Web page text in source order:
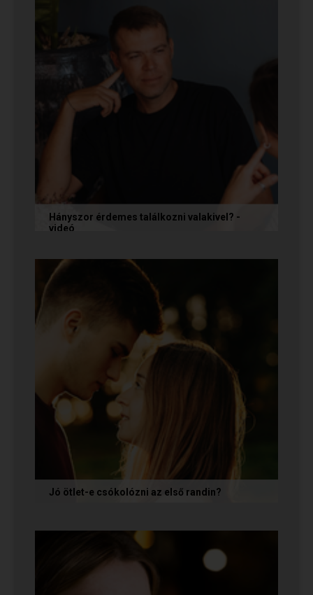
Hányszor érdemes találkozni valakivel? -
videó
tépelődünk: mit tegyünk, ha valakit
szimpatikusnak találunk elsőre, de még...
Jó ötlet-e csókolózni az első randin?
az azt jelenti, hogy nem...